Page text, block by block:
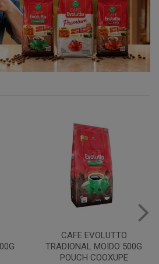
CAFE EVOLUTTO
TRADIONAL MOIDO 500G
POUCH COOXUPE